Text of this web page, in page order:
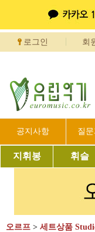
로그인 회
공지사항 질
지휘봉 휘슬
오르프 > 세트상품